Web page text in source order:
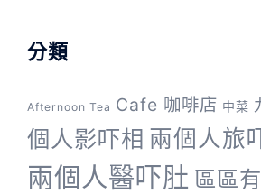
分類
Afternoon Tea Cafe 咖啡店 中菜
個人影吓相 兩個人旅
兩個人醫吓肚 區區